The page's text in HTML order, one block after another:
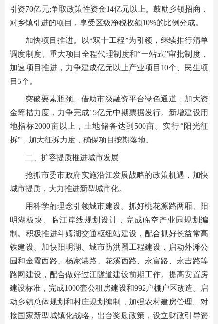
引资70亿元;争取政策性资金14亿元以上。鼓励乡镇招商，
对乡镇引进的项目，享受区级净税收额10%的比例分成。
加快项目推进。以“双十工程”为引领，继续推行清单
调度制度、重大项目全程代理制度和“一站式”审批制度，
加速项目推进，力争建成亿元以上产业项目10个、民生项
目5个。
突破要素瓶颈。借助市级融资平台绿色通道，加大资
金筹措力度，力争完成15亿元中期票据发行。新增建设用
地指标2000亩以上，土地储备达到500亩。实行“阳光征
拆”，加大征拆力度，确保项目按期落地。
二、扩容提质推进城市发展
抢抓市委市政府实施沿江发展战略的政策机遇，加快
城市提质，大力推进新型城市化。
用科学的理念引领城市建设。抓好桃花源路两厢、阳
明湖板块、临江岸线规划设计，完成临空产业园规划编
制。积极推进斗姆湖交通枢纽站建设，配合抓好长益常高
铁建设。加快阳明湖、城市防洪圈工程建设，启动外滩公
园和金霞西路、杨家港路、花溪西路、永富路、永吉路等
路网建设，配合做好过江隧道建设前期工作。提高安置房
建设标准，完成1000套公租房建设和992户棚户区改造。启
动乡镇总体规划和村庄规划编制，加强农村建房管理。对
接国家新型城镇化战略，出台奖励政策，设立财政引导资